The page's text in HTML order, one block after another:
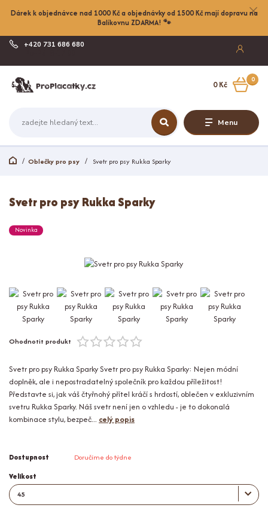
Dárek k objednávce nad 1000 Kč a objednávky od 1500 Kč mají dopravu na
Balíkovnu ZDARMA! 🐾
Menu
+420 731 686 680
0
0 Kč
Oblečky pro psy Svetr pro psy Rukka Sparky
Svetr pro psy Rukka Sparky
Novinka
Ohodnotit produkt
Svetr pro psy Rukka Sparky Svetr pro psy Rukka Sparky: Nejen módní
doplněk, ale i nepostradatelný společník pro každou příležitost!
Představte si, jak váš čtyřnohý přítel kráčí s hrdostí, oblečen v exkluzivním
svetru Rukka Sparky. Náš svetr není jen o vzhledu - je to dokonalá
kombinace stylu, bezpeč... celý popis
Dostupnost Doručíme do týdne
Velikost